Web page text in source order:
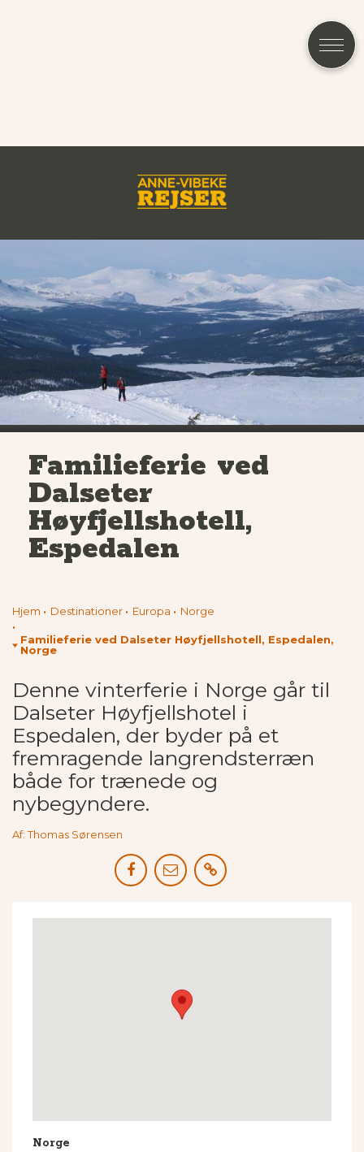
Familieferie ved
Dalseter
Høyfjellshotell,
Espedalen
Hjem Destinationer Europa Norge
Familieferie ved Dalseter Høyfjellshotell, Espedalen,
Norge
Denne vinterferie i Norge går til
Dalseter Høyfjellshotel i
Espedalen, der byder på et
fremragende langrendsterræn
både for trænede og
nybegyndere.
Af: Thomas Sørensen
Norge